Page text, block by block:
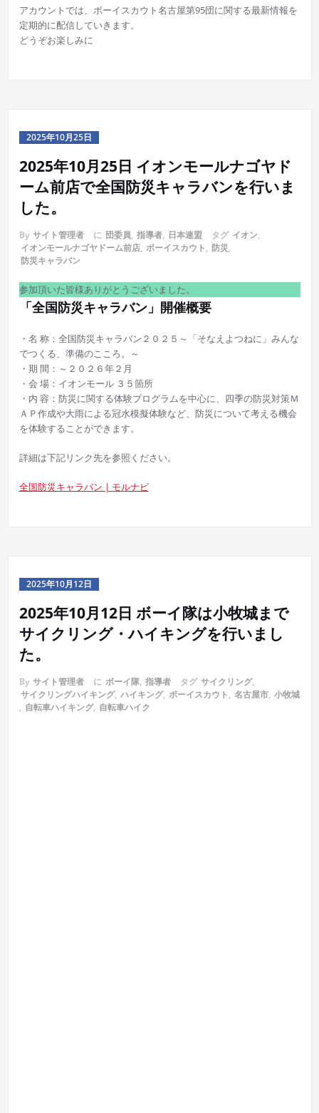
アカウントでは、ボーイスカウト名古屋第95団に関する最新情報を
定期的に配信していきます。
どうぞお楽しみに
2025年10月25日
2025年10月25日 イオンモールナゴヤド
ーム前店で全国防災キャラバンを行いま
した。
By サイト管理者 に 団委員, 指導者, 日本連盟 タグ イオン,
イオンモールナゴヤドーム前店, ボーイスカウト, 防災,
防災キャラバン
参加頂いた皆様ありがとうございました。
「全国防災キャラバン」開催概要
・名 称：全国防災キャラバン２０２５～「そなえよつねに」みんな
でつくる、準備のこころ。～
・期 間：～２０２６年２月
・会 場：イオンモール ３５箇所
・内 容：防災に関する体験プログラムを中心に、四季の防災対策Ｍ
ＡＰ作成や大雨による冠水模擬体験など、防災について考える機会
を体験することができます。
詳細は下記リンク先を参照ください。
全国防災キャラバン | モルナビ
2025年10月12日
2025年10月12日 ボーイ隊は小牧城まで
サイクリング・ハイキングを行いまし
た。
By サイト管理者 に ボーイ隊, 指導者 タグ サイクリング,
サイクリングハイキング, ハイキング, ボーイスカウト, 名古屋市, 小牧城
, 自転車ハイキング, 自転車ハイク